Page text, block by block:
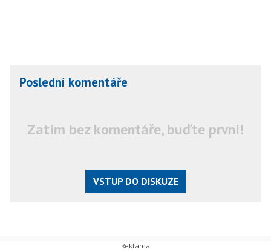
Poslední komentáře
Zatím bez komentáře, buďte první!
VSTUP DO DISKUZE